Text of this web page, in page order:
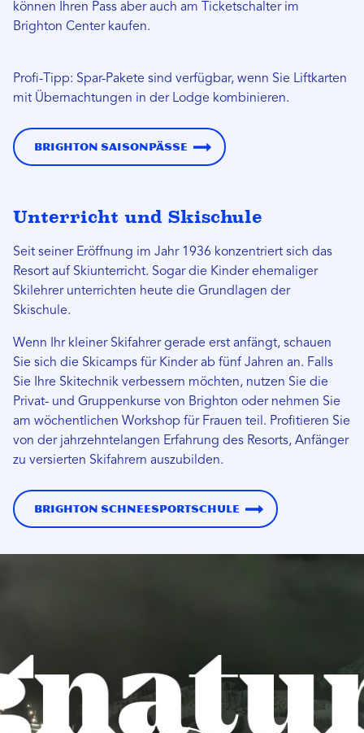
können Ihren Pass aber auch am Ticketschalter im
Brighton Center kaufen.
Profi-Tipp: Spar-Pakete sind verfügbar, wenn Sie Liftkarten
mit Übernachtungen in der Lodge kombinieren.
Brighton Saisonpässe
Unterricht und Skischule
Seit seiner Eröffnung im Jahr 1936 konzentriert sich das
Resort auf Skiunterricht. Sogar die Kinder ehemaliger
Skilehrer unterrichten heute die Grundlagen der
Skischule.
Wenn Ihr kleiner Skifahrer gerade erst anfängt, schauen
Sie sich die Skicamps für Kinder ab fünf Jahren an. Falls
Sie Ihre Skitechnik verbessern möchten, nutzen Sie die
Privat- und Gruppenkurse von Brighton oder nehmen Sie
am wöchentlichen Workshop für Frauen teil. Profitieren Sie
von der jahrzehntelangen Erfahrung des Resorts, Anfänger
zu versierten Skifahrern auszubilden.
Brighton Schneesportschule